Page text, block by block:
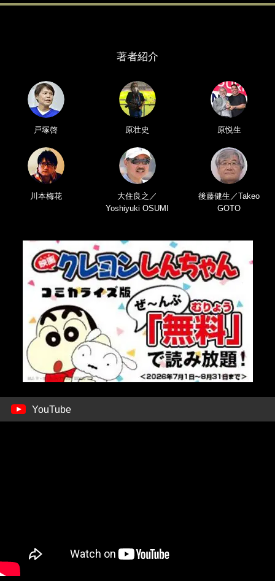
著者紹介
戸塚啓 原壮史 原悦生
川本梅花
大住良之／
Yoshiyuki OSUMI
後藤健生／Takeo
GOTO
YouTube